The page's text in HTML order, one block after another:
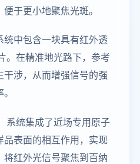
于更小地聚焦光斑。
统中包含一块具有红外透
。在精准地光路下，参考
涉，从而增强信号的强
系统集成了近场专用原子
品表面的相互作用，实现
红外光信号聚焦到百纳